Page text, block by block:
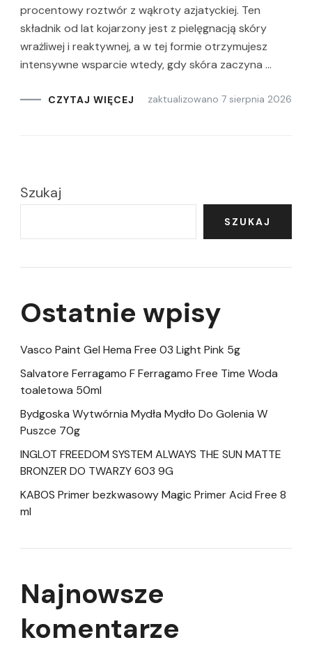
procentowy roztwór z wąkroty azjatyckiej. Ten
składnik od lat kojarzony jest z pielęgnacją skóry
wrażliwej i reaktywnej, a w tej formie otrzymujesz
intensywne wsparcie wtedy, gdy skóra zaczyna …
CZYTAJ WIĘCEJ zaktualizowano 7 sierpnia 2026
Szukaj
SZUKAJ
Ostatnie wpisy
Vasco Paint Gel Hema Free 03 Light Pink 5g
Salvatore Ferragamo F Ferragamo Free Time Woda
toaletowa 50ml
Bydgoska Wytwórnia Mydła Mydło Do Golenia W
Puszce 70g
INGLOT FREEDOM SYSTEM ALWAYS THE SUN MATTE
BRONZER DO TWARZY 603 9G
KABOS Primer bezkwasowy Magic Primer Acid Free 8
ml
Najnowsze
komentarze